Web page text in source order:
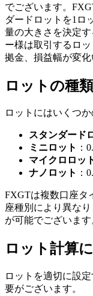
でございます。
ダードロットを1ロ
量の大きさを決定
ー様は取引するロ
拠金、損益幅が変化
ロットの種類
ロットにはいくつ
スタンダード
ミニロット ：
マイクロロッ
ナノロット ：
FXGTは複数口座タ
座種別により異なり
が可能でございます
ロット計算
ロットを適切に設
要がございます。